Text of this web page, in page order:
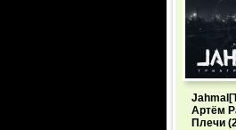
Артём
Плечи